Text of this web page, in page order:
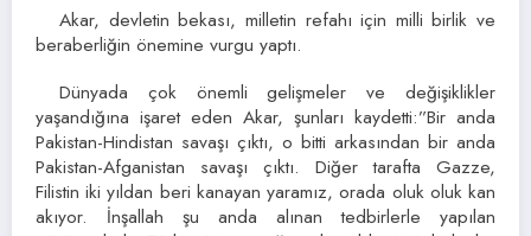
Akar, devletin bekası, milletin refahı için milli birlik ve
beraberliğin önemine vurgu yaptı.
Dünyada çok önemli gelişmeler ve değişiklikler
yaşandığına işaret eden Akar, şunları kaydetti:”Bir anda
Pakistan-Hindistan savaşı çıktı, o bitti arkasından bir anda
Pakistan-Afganistan savaşı çıktı. Diğer tarafta Gazze,
Filistin iki yıldan beri kanayan yaramız, orada oluk oluk kan
akıyor. İnşallah şu anda alınan tedbirlerle yapılan